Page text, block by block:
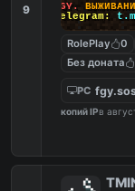
9 FGY.
Telegram:
RolePlay 0
Без доната
PC
копий IPв